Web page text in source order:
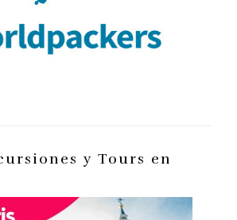
y Tours en